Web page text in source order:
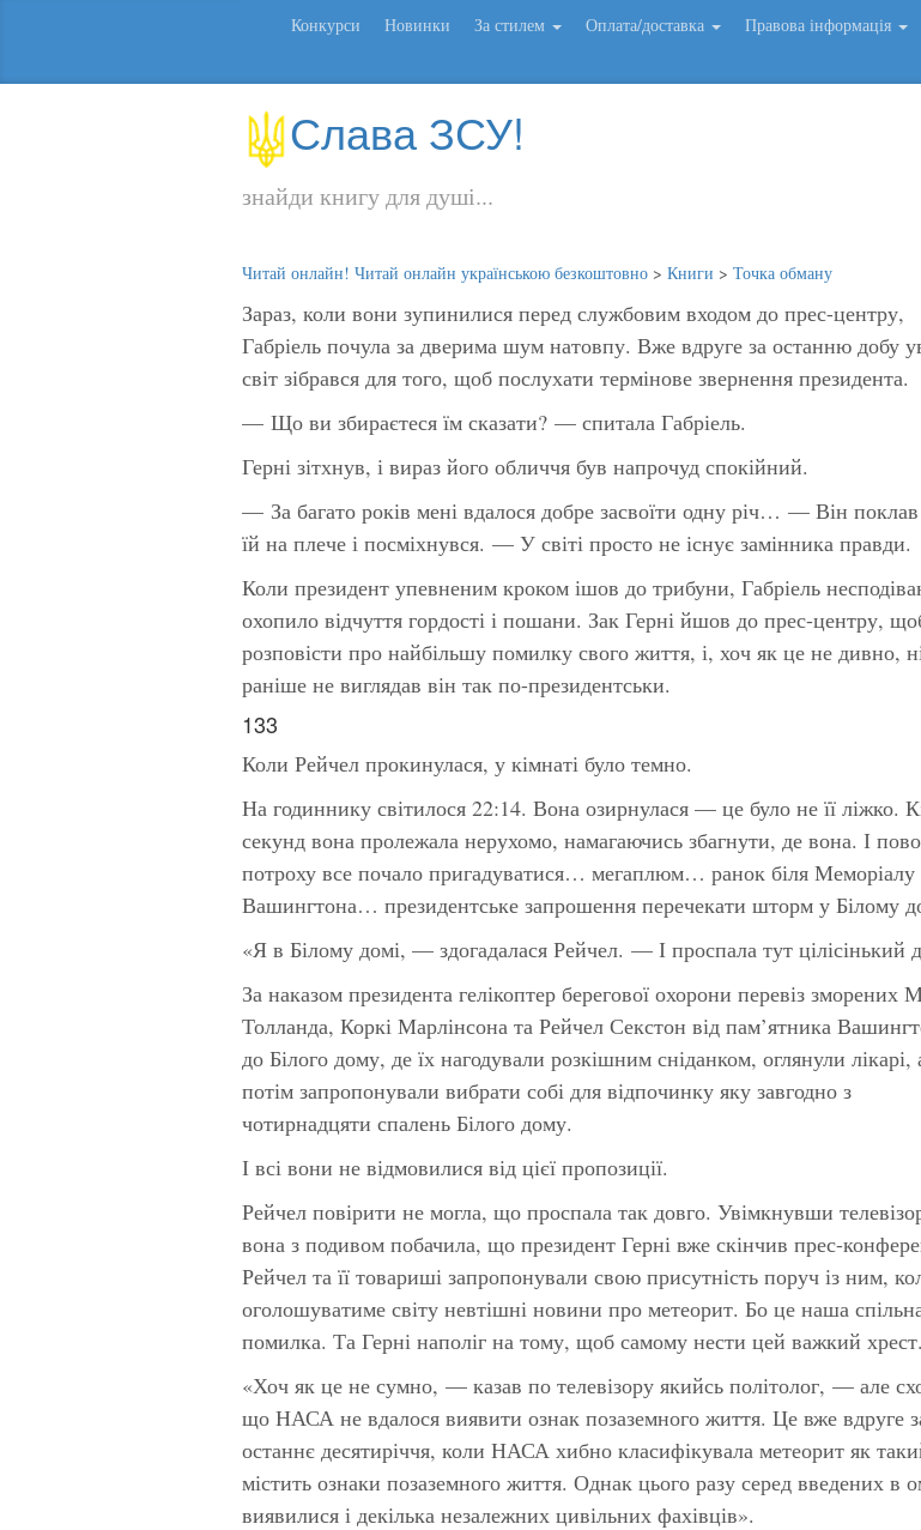
Конкурси Новинки За стилем Оплата/доставка Правова інформація
Слава ЗСУ!
знайди книгу для душі...
Читай онлайн! Читай онлайн українською безкоштовно > Книги > Точка обману
Зараз, коли вони зупинилися перед службовим входом до прес-центру,
Габріель почула за дверима шум натовпу. Вже вдруге за останню добу
світ зібрався для того, щоб послухати термінове звернення президента.
— Що ви збираєтеся їм сказати? — спитала Габріель.
Герні зітхнув, і вираз його обличчя був напрочуд спокійний.
— За багато років мені вдалося добре засвоїти одну річ… — Він
їй на плече і посміхнувся. — У світі просто не існує замінника правди.
Коли президент упевненим кроком ішов до трибуни, Габріель
охопило відчуття гордості і пошани. Зак Герні йшов до прес-центру,
розповісти про найбільшу помилку свого життя, і, хоч як це не дивно,
раніше не виглядав він так по-президентськи.
133
Коли Рейчел прокинулася, у кімнаті було темно.
На годиннику світилося 22:14. Вона озирнулася — це було не її ліжко.
секунд вона пролежала нерухомо, намагаючись збагнути, де вона. І
потроху все почало пригадуватися… мегаплюм… ранок біля Меморіалу
Вашингтона… президентське запрошення перечекати шторм у Білому
«Я в Білому домі, — здогадалася Рейчел. — І проспала тут цілісінький
За наказом президента гелікоптер берегової охорони перевіз зморених
Толланда, Коркі Марлінсона та Рейчел Секстон від пам’ятника
до Білого дому, де їх нагодували розкішним сніданком, оглянули лікарі,
потім запропонували вибрати собі для відпочинку яку завгодно з
чотирнадцяти спалень Білого дому.
І всі вони не відмовилися від цієї пропозиції.
Рейчел повірити не могла, що проспала так довго. Увімкнувши
вона з подивом побачила, що президент Герні вже скінчив прес-
Рейчел та її товариші запропонували свою присутність поруч із ним,
оголошуватиме світу невтішні новини про метеорит. Бо це наша
помилка. Та Герні наполіг на тому, щоб самому нести цей важкий хрест.
«Хоч як це не сумно, — казав по телевізору якийсь політолог, — але
що НАСА не вдалося виявити ознак позаземного життя. Це вже вдруге
останнє десятиріччя, коли НАСА хибно класифікувала метеорит як
містить ознаки позаземного життя. Однак цього разу серед введених в
виявилися і декілька незалежних цивільних фахівців».